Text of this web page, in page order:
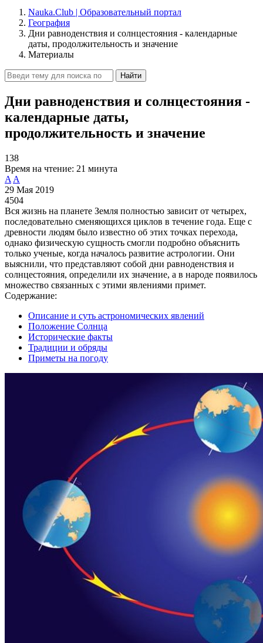
Nauka.Club | Образовательный портал
География
Дни равноденствия и солнцестояния - календарные
даты, продолжительность и значение
Материалы
Найти
Дни равноденствия и солнцестояния -
календарные даты,
продолжительность и значение
138
Время на чтение: 21 минута
A A
29 Мая 2019
4504
Вся жизнь на планете Земля полностью зависит от четырех,
последовательно сменяющихся циклов в течение года. Еще с
древности людям было известно об этих точках перехода,
однако физическую сущность смогли подробно объяснить
только ученые, когда началось развитие астрологии. Они
выяснили, что представляют собой дни равноденствия и
солнцестояния, определили их значение, а в народе появилось
множество связанных с этими явлениями примет.
Содержание:
Описание и суть астрономических явлений
Положение Солнца
Исторические факты
Традиции и обряды
Приметы на погоду